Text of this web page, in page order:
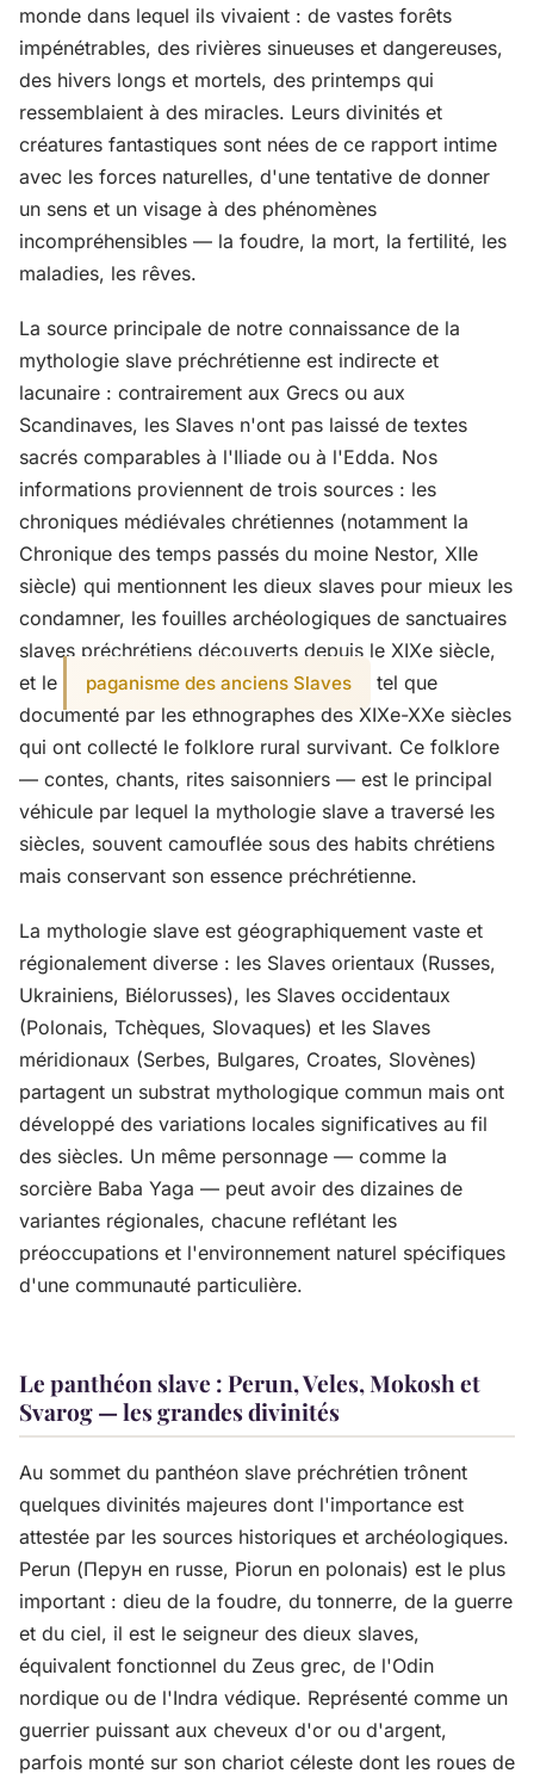
monde dans lequel ils vivaient : de vastes forêts
impénétrables, des rivières sinueuses et dangereuses,
des hivers longs et mortels, des printemps qui
ressemblaient à des miracles. Leurs divinités et
créatures fantastiques sont nées de ce rapport intime
avec les forces naturelles, d'une tentative de donner
un sens et un visage à des phénomènes
incompréhensibles — la foudre, la mort, la fertilité, les
maladies, les rêves.
La source principale de notre connaissance de la
mythologie slave préchrétienne est indirecte et
lacunaire : contrairement aux Grecs ou aux
Scandinaves, les Slaves n'ont pas laissé de textes
sacrés comparables à l'Iliade ou à l'Edda. Nos
informations proviennent de trois sources : les
chroniques médiévales chrétiennes (notamment la
Chronique des temps passés du moine Nestor, XIIe
siècle) qui mentionnent les dieux slaves pour mieux les
condamner, les fouilles archéologiques de sanctuaires
slaves préchrétiens découverts depuis le XIXe siècle,
et le
paganisme des anciens Slaves
tel que
documenté par les ethnographes des XIXe-XXe siècles
qui ont collecté le folklore rural survivant. Ce folklore
— contes, chants, rites saisonniers — est le principal
véhicule par lequel la mythologie slave a traversé les
siècles, souvent camouflée sous des habits chrétiens
mais conservant son essence préchrétienne.
La mythologie slave est géographiquement vaste et
régionalement diverse : les Slaves orientaux (Russes,
Ukrainiens, Biélorusses), les Slaves occidentaux
(Polonais, Tchèques, Slovaques) et les Slaves
méridionaux (Serbes, Bulgares, Croates, Slovènes)
partagent un substrat mythologique commun mais ont
développé des variations locales significatives au fil
des siècles. Un même personnage — comme la
sorcière Baba Yaga — peut avoir des dizaines de
variantes régionales, chacune reflétant les
préoccupations et l'environnement naturel spécifiques
d'une communauté particulière.
Le panthéon slave : Perun, Veles, Mokosh et
Svarog — les grandes divinités
Au sommet du panthéon slave préchrétien trônent
quelques divinités majeures dont l'importance est
attestée par les sources historiques et archéologiques.
Perun (Перун en russe, Piorun en polonais) est le plus
important : dieu de la foudre, du tonnerre, de la guerre
et du ciel, il est le seigneur des dieux slaves,
équivalent fonctionnel du Zeus grec, de l'Odin
nordique ou de l'Indra védique. Représenté comme un
guerrier puissant aux cheveux d'or ou d'argent,
parfois monté sur son chariot céleste dont les roues de